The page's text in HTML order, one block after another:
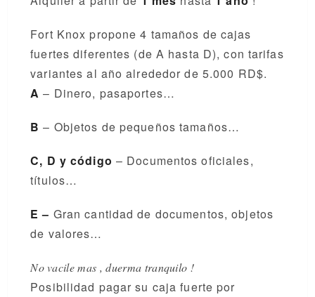
Fort Knox propone 4 tamaños de cajas
fuertes diferentes (de A hasta D), con tarifas
variantes al año alrededor de 5.000 RD$.
A – Dinero, pasaportes…
B – Objetos de pequeños tamaños…
C, D ycódigo – Documentos oficiales,
títulos…
E – Gran cantidad de documentos, objetos
de valores…
No vacile mas , duerma tranquilo !
Posibilidad pagar su caja fuerte por